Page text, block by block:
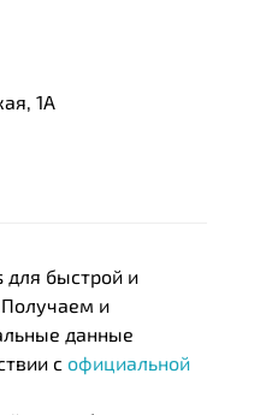
1А
быстрой и
Получаем и
данные
с официальной